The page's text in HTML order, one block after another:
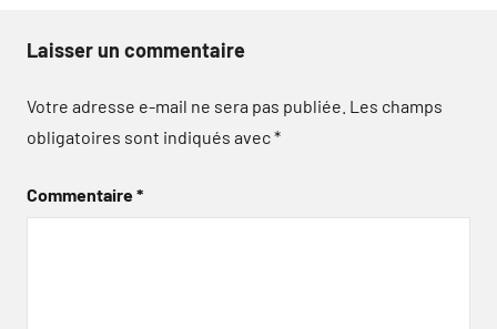
Laisser un commentaire
Votre adresse e-mail ne sera pas publiée. Les champs
obligatoires sont indiqués avec*
Commentaire*